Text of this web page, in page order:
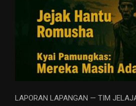
LAPORAN LAPANGAN — TIM